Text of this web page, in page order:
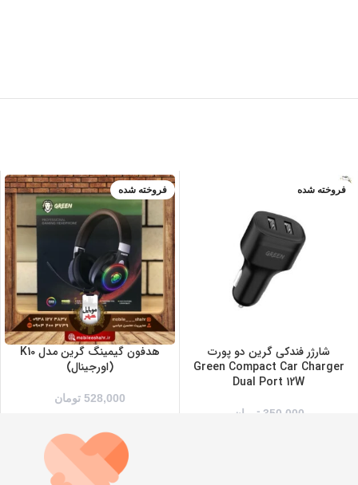
فروخته شده
شارژر فندکی گرین دو پورت
Green Compact Car Charger
Dual Port 12W
350,000 تومان
فروخته شده
هدفون گیمینگ گرین مدل K10
(اورجینال)
528,000 تومان